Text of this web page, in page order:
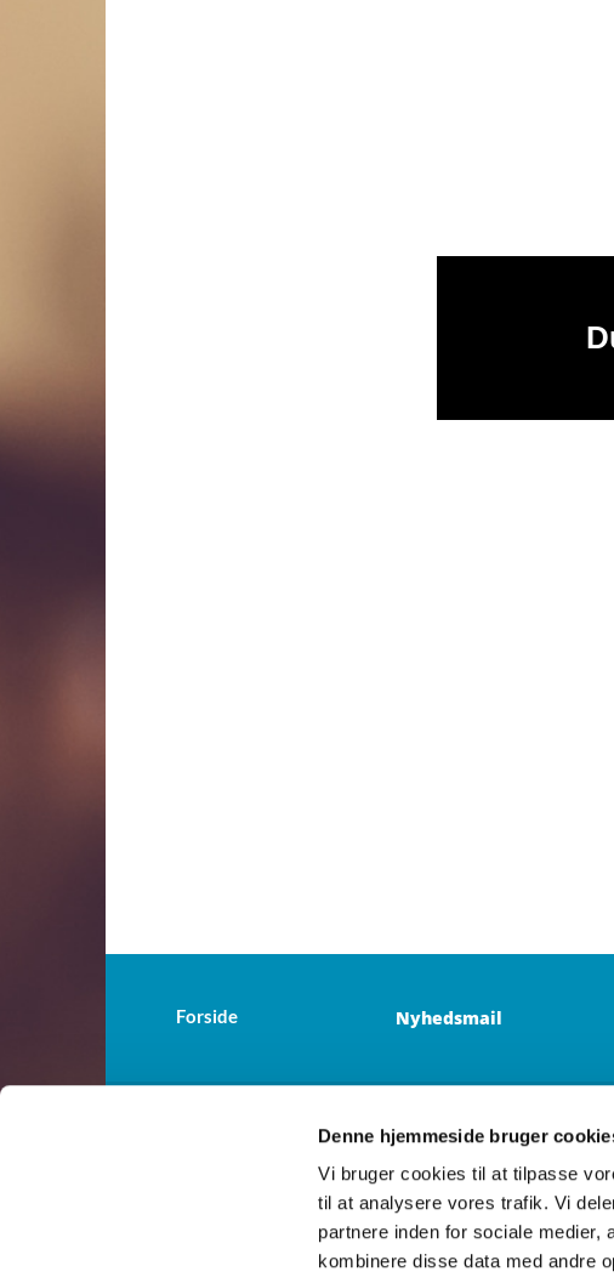
Denne hjemmeside bruger
Vi bruger cookies til at tilpasse
til at analysere vores trafik. Vi
partnere inden for sociale medier,
kombinere disse data med andre
Forside Nyhedsmail
Elling - Strandby og